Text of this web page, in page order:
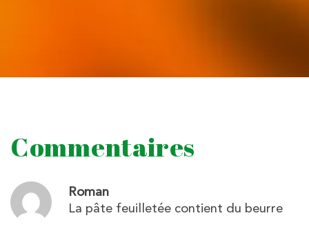
Commentaires
Roman
La pâte feuilletée contient du beurre